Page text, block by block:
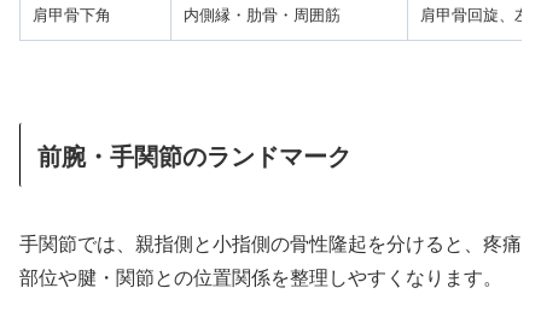
肩甲骨下角 内側縁・肋骨・周囲筋 肩甲骨回旋、左
前腕・手関節のランドマーク
手関節では、親指側と小指側の骨性隆起を分けると、疼痛
部位や腱・関節との位置関係を整理しやすくなります。